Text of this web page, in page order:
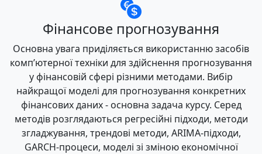
Фінансове прогнозування
Основна увага приділяється використанню засобів
комп’ютерної техніки для здійснення прогнозування
у фінансовій сфері різними методами. Вибір
найкращої моделі для прогнозування конкретних
фінансових даних - основна задача курсу. Серед
методів розглядаються регресійні підходи, методи
згладжування, трендові методи, ARIMA-підходи,
GARCH-процеси, моделі зі зміною економічної